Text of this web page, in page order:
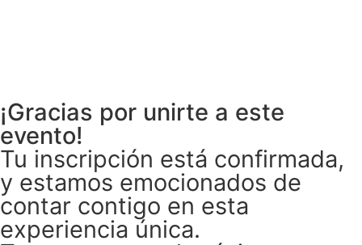
¡Gracias por unirte a este
evento!
Tu inscripción está confirmada,
y estamos emocionados de
contar contigo en esta
experiencia única.